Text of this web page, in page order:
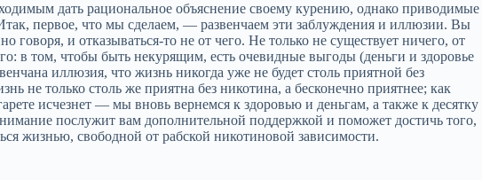
дать рациональное объяснение своему курению, однако приводимые
первое, что мы сделаем, — развенчаем эти заблуждения и иллюзии. Вы
говоря, и отказываться‑то не от чего. Не только не существует ничего, от
в том, чтобы быть некурящим, есть очевидные выгоды (деньги и здоровье
иллюзия, что жизнь никогда уже не будет столь приятной без
не только столь же приятна без никотина, а бесконечно приятнее; как
исчезнет — мы вновь вернемся к здоровью и деньгам, а также к десятку
послужит вам дополнительной поддержкой и поможет достичь того,
жизнью, свободной от рабской никотиновой зависимости.